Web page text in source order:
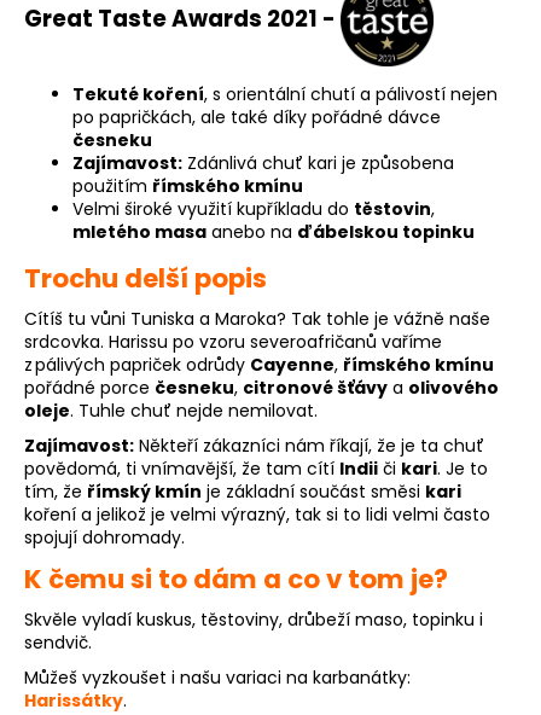
Great Taste Awards 2021 -
Tekuté koření, s orientální chutí a pálivostí nejen
po papričkách, ale také díky pořádné dávce
česneku
Zajímavost: Zdánlivá chuť kari je způsobena
použitím římského kmínu
Velmi široké využití kupříkladu do těstovin,
mletého masa anebo na ďábelskou topinku
Trochu delší popis
Cítíš tu vůni Tuniska a Maroka? Tak tohle je vážně naše
srdcovka. Harissu po vzoru severoafričanů vaříme
z pálivých papriček odrůdy Cayenne, římského kmínu
pořádné porce česneku, citronové šťávy a olivového
oleje. Tuhle chuť nejde nemilovat.
Zajímavost: Někteří zákazníci nám říkají, že je ta chuť
povědomá, ti vnímavější, že tam cítí Indii či kari. Je to
tím, že římský kmín je základní součást směsi kari
koření a jelikož je velmi výrazný, tak si to lidi velmi často
spojují dohromady.
K čemu si to dám a co v tom je?
Skvěle vyladí kuskus, těstoviny, drůbeží maso, topinku i
sendvič.
Můžeš vyzkoušet i našu variaci na karbanátky:
Harissátky.